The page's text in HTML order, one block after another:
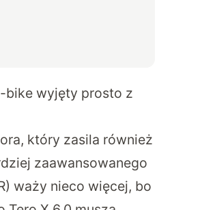
bike wyjęty prosto z
który zasila również
zaawansowanego
waży nieco więcej, bo